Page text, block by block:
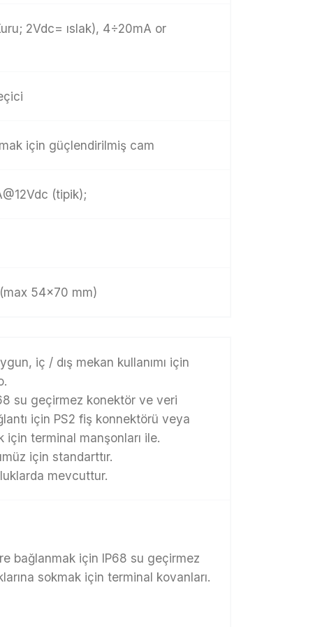
2Vdc= ıslak), 4÷20mA or
için güçlendirilmiş cam
(tipik);
54×70 mm)
iç / dış mekan kullanımı için
su geçirmez konektör ve veri
için PS2 fiş konnektörü veya
için terminal manşonları ile.
için standarttır.
mevcuttur.
bağlanmak için IP68 su geçirmez
sokmak için terminal kovanları.